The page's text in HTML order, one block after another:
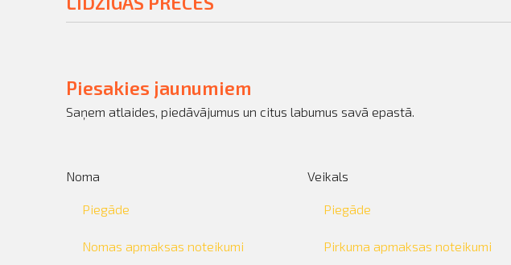
Piesakies jaunumiem
Saņem atlaides, piedāvājumus un citus labumus savā epastā.
Noma
Piegāde
Nomas apmaksas noteikumi
Veikals
Piegāde
Pirkuma apmaksas noteikumi